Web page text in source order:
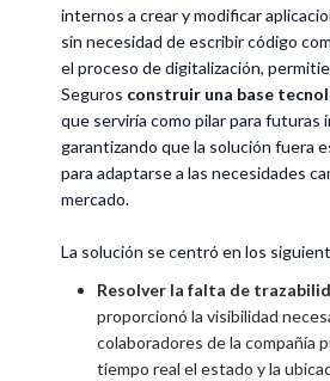
internos a crear y modificar
sin necesidad de escribir código
el proceso de digitalización,
Seguros construir una base
que serviría como pilar para futuras
garantizando que la solución fuera
para adaptarse a las necesidades
mercado.
La solución se centró en los
Resolver la falta de
proporcionó la visibilidad
colaboradores de la compañía
tiempo real el estado y la